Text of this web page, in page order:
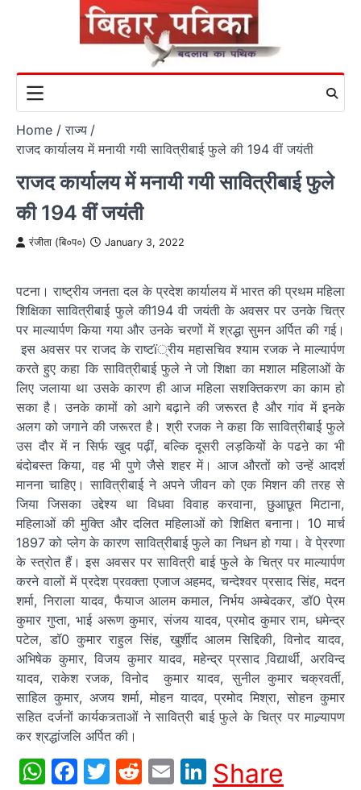
Home
राज्य
राजद कार्यालय में मनायी गयी सावित्रीबाई फुले की 194 वीं जयंती
राजद कार्यालय में मनायी गयी सावित्रीबाई फुले
की 194 वीं जयंती
रंजीता (बि०प०) January 3, 2022
पटना। राष्ट्रीय जनता दल के प्रदेश कार्यालय में भारत की प्रथम महिला
शिक्षिका सावित्रीबाई फुले की194 वी जयंती के अवसर पर उनके चित्र
पर माल्यार्पण किया गया और उनके चरणों में श्रद्धा सुमन अर्पित की गई।
इस अवसर पर राजद के राष्टï्रीय महासचिव श्याम रजक ने माल्यार्पण
करते हुए कहा कि सावित्रीबाई फुले ने जो शिक्षा का मशाल महिलाओं के
लिए जलाया था उसके कारण ही आज महिला सशक्तिकरण का काम हो
सका है। उनके कामों को आगे बढ़ाने की जरूरत है और गांव में इनके
अलग को जगाने की जरूरत है। श्री रजक ने कहा कि सावित्रीबाई फुले
उस दौर में न सिर्फ खुद पढ़ीं, बल्कि दूसरी लड़कियों के पढऩे का भी
बंदोबस्त किया, वह भी पुणे जैसे शहर में। आज औरतों को उन्हें आदर्श
मानना चाहिए। सावित्रीबाई ने अपने जीवन को एक मिशन की तरह से
जिया जिसका उद्देश्य था विधवा विवाह करवाना, छुआछूत मिटाना,
महिलाओं की मुक्ति और दलित महिलाओं को शिक्षित बनाना। 10 मार्च
1897 को प्लेग के कारण सावित्रीबाई फुले का निधन हो गया। वे पे्ररणा
के स्त्रोत हैं। इस अवसर पर सावित्री बाई फुले के चित्र पर माल्यार्पण
करने वालों में प्रदेश प्रवक्ता एजाज अहमद, चन्देश्वर प्रसाद सिंह, मदन
शर्मा, निराला यादव, फैयाज आलम कमाल, निर्भय अम्बेदकर, डॉ0 पे्रम
कुमार गुप्ता, भाई अरूण कुमार, संजय यादव, प्रमोद कुमार राम, धमेन्द्र
पटेल, डॉ0 कुमार राहुल सिंह, खुर्शीद आलम सिद्दिकी, विनोद यादव,
अभिषेक कुमार, विजय कुमार यादव, महेन्द्र प्रसाद वि़द्यार्थी, अरविन्द
यादव, राकेश रजक, विनोद कुमार यादव, सुनील कुमार चक्रवर्ती,
साहिल कुमार, अजय शर्मा, मोहन यादव, प्रमोद मिश्रा, सोहन कुमार
सहित दर्जनों कार्यकत्र्ताओं ने सावित्री बाई फुले के चित्र पर माल्र्यापण
कर श्रद्धांजलि अर्पित की।
WhatsApp
Facebook
Twitter
Reddit
EmailLinkedIn
Share